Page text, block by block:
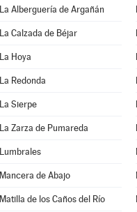
La Alberguería de Argañán
La Calzada de Béjar
La Hoya
La Redonda
La Sierpe
La Zarza de Pumareda
Lumbrales
Mancera de Abajo
Matilla de los Caños del Río